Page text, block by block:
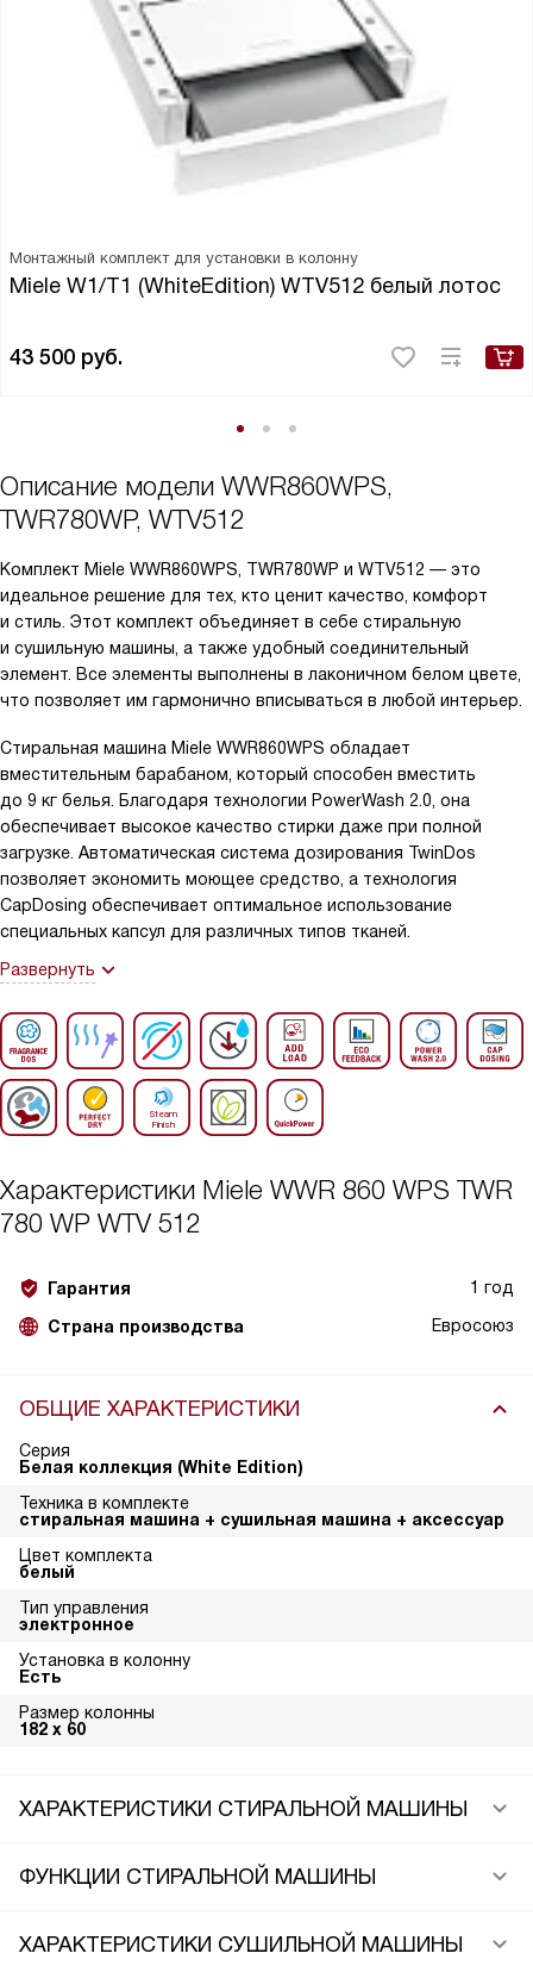
Монтажный комплект для установки в колонну
Miele W1/T1 (WhiteEdition) WTV512 белый лотос
43 500 руб.
Описание модели WWR860WPS,
TWR780WP, WTV512
Комплект Miele WWR860WPS, TWR780WP и WTV512 — это
идеальное решение для тех, кто ценит качество, комфорт
и стиль. Этот комплект объединяет в себе стиральную
и сушильную машины, а также удобный соединительный
элемент. Все элементы выполнены в лаконичном белом цвете,
что позволяет им гармонично вписываться в любой интерьер.
Стиральная машина Miele WWR860WPS обладает
вместительным барабаном, который способен вместить
до 9 кг белья. Благодаря технологии PowerWash 2.0, она
обеспечивает высокое качество стирки даже при полной
загрузке. Автоматическая система дозирования TwinDos
позволяет экономить моющее средство, а технология
CapDosing обеспечивает оптимальное использование
специальных капсул для различных типов тканей.
Развернуть
Характеристики Miele WWR 860 WPS TWR
780 WP WTV 512
Гарантия 1 год
Страна производства Евросоюз
ОБЩИЕ ХАРАКТЕРИСТИКИ
Серия
Белая коллекция (White Edition)
Техника в комплекте
стиральная машина + сушильная машина + аксессуар
Цвет комплекта
белый
Тип управления
электронное
Установка в колонну
Есть
Размер колонны
182 х 60
ХАРАКТЕРИСТИКИ СТИРАЛЬНОЙ МАШИНЫ
ФУНКЦИИ СТИРАЛЬНОЙ МАШИНЫ
ХАРАКТЕРИСТИКИ СУШИЛЬНОЙ МАШИНЫ